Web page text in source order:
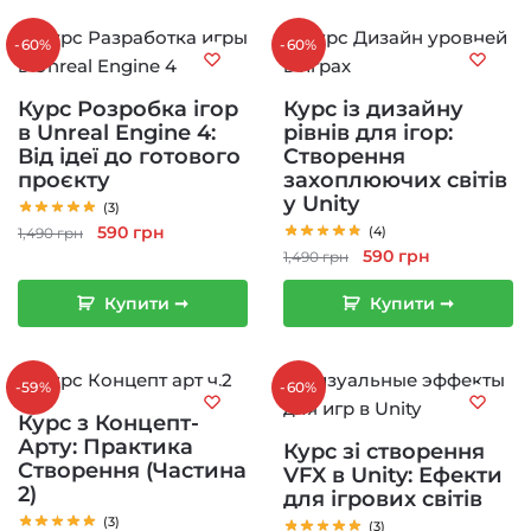
-60%
Курс Розробка ігор
в Unreal Engine 4:
Від ідеї до готового
проєкту
(3)
1,490грн
Оригінальна
1,490 грн.
590 грн
590 грн.
Купити ➞
-60%
Курс із дизайну
рівнів для ігор:
Створення
захоплюючих світів
у Unity
(4)
1,490грн
Оригінальна
ціна:
1,490 грн.
590 грн
ціна:
590 грн.
Купити ➞
-59%
Курс з Концепт-
Арту: Практика
Створення (Частина
2)
(3)
-60%
Курс зі створення
VFX в Unity: Ефекти
для ігрових світів
(3)